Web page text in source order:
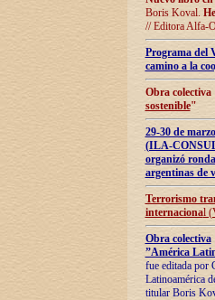
Boris Koval.
// Editora Alfa-
Programa del
camino a la
Obra
sostenible"
29-30 de
(ILA-
organizó
argentinas de
Terrorismo
internacional
Obra colectiva
”América
fue editada por
Latinoamérica
titular Boris